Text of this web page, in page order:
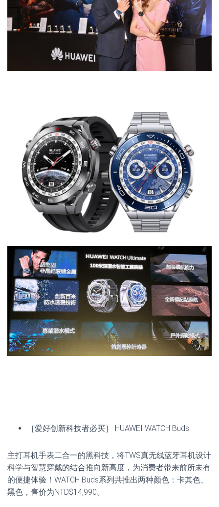
［爱好创新科技者必买］ HUAWEI WATCH Buds
主打耳机手表二合一的黑科技，将TWS真无线蓝牙耳机设计
科学与智慧穿戴的结合推向新高度，为消费者带来前所未有
的便捷体验！WATCH Buds系列共推出两种颜色：卡其色、
黑色，售价为NTD$14,990。